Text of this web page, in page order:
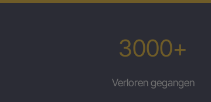
3000+
Verloren gegangen